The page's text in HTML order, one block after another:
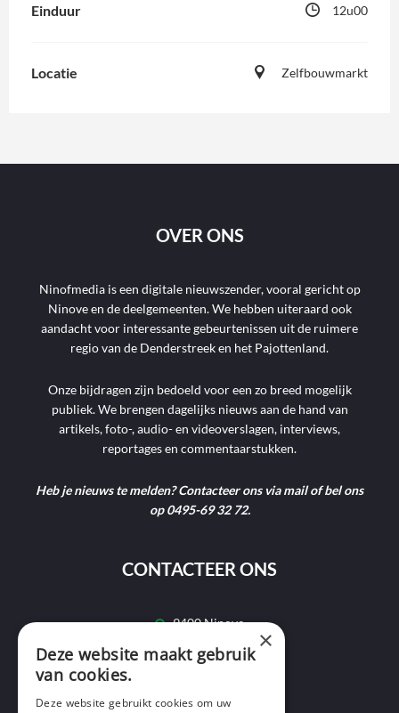
Einduur 12u00
Locatie Zelfbouwmarkt
OVER ONS
Ninofmedia is een digitale nieuwszender, vooral gericht op
Ninove en de deelgemeenten. We hebben uiteraard ook
aandacht voor interessante gebeurtenissen uit de ruimere
regio van de Denderstreek en het Pajottenland.
Onze bijdragen zijn bedoeld voor een zo breed mogelijk
publiek. We brengen dagelijks nieuws aan de hand van
artikels, foto-, audio- en videoverslagen, interviews,
reportages en commentaarstukken.
Heb je nieuws te melden? Contacteer ons via mail of bel ons
op 0495-69 32 72.
CONTACTEER ONS
9400 Ninove
info@ninofmedia.tv
+32 495 69 32 72
×
Deze website maakt gebruik
van cookies.
Deze website gebruikt cookies om uw